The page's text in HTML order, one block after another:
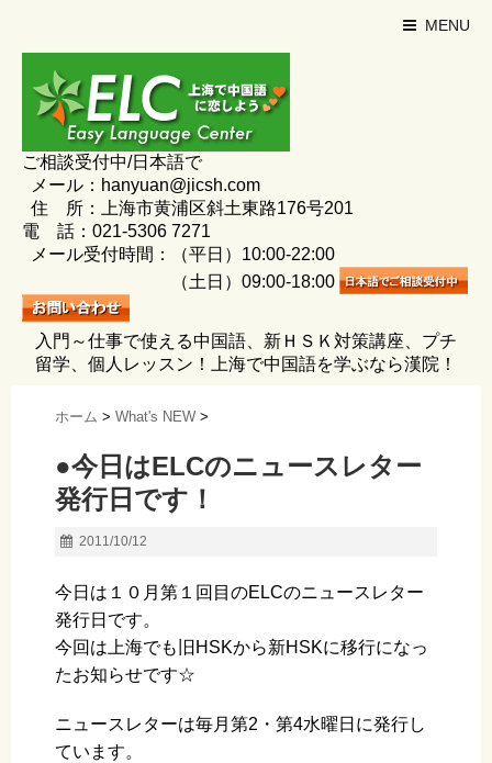
MENU
ご相談受付中/日本語で
メール：hanyuan@jicsh.com
住 所：上海市黄浦区斜土東路176号201
電 話：021-5306 7271
メール受付時間：（平日）10:00-22:00
（土日）09:00-18:00
入門～仕事で使える中国語、新ＨＳＫ対策講座、プチ
留学、個人レッスン！上海で中国語を学ぶなら漢院！
ホーム > What's NEW >
●今日はELCのニュースレター
発行日です！
2011/10/12
今日は１０月第１回目のELCのニュースレター
発行日です。
今回は上海でも旧HSKから新HSKに移行になっ
たお知らせです☆
ニュースレターは毎月第2・第4水曜日に発行し
ています。